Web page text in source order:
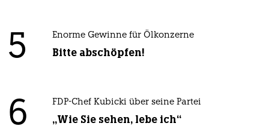
5 Enorme Gewinne für Ölkonzerne
Bitte abschöpfen!
6 FDP-Chef Kubicki über seine Partei
„Wie Sie sehen, lebe ich“